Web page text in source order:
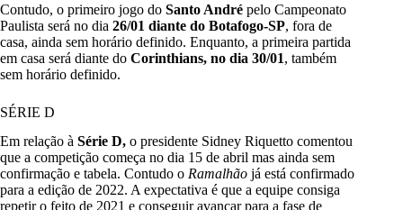
Contudo, o primeiro jogo do Santo André pelo Campeonato
Paulista será no dia 26/01 diante do Botafogo-SP, fora de
casa, ainda sem horário definido. Enquanto, a primeira partida
em casa será diante do Corinthians, no dia 30/01, também
sem horário definido.
SÉRIE D
Em relação à Série D, o presidente Sidney Riquetto comentou
que a competição começa no dia 15 de abril mas ainda sem
confirmação e tabela. Contudo o Ramalhão já está confirmado
para a edição de 2022. A expectativa é que a equipe consiga
repetir o feito de 2021 e conseguir avançar para a fase de